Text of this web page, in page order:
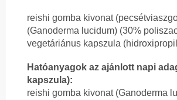
reishi gomba kivonat
(Ganoderma lucidum) (30%
vegetáriánus kapszula
Hatóanyagok az ajánlott napi
kapszula):
reishi gomba kivonat (Ganoderma